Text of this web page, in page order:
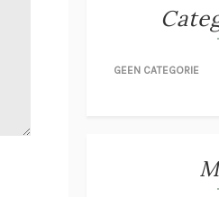
GEEN CATEGORIE